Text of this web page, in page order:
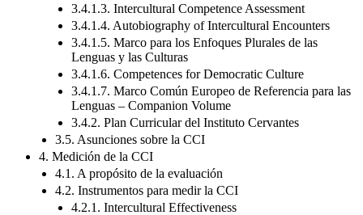
3.4.1.3. Intercultural Competence Assessment
3.4.1.4. Autobiography of Intercultural Encounters
3.4.1.5. Marco para los Enfoques Plurales de las
Lenguas y las Culturas
3.4.1.6. Competences for Democratic Culture
3.4.1.7. Marco Común Europeo de Referencia para las
Lenguas – Companion Volume
3.4.2. Plan Curricular del Instituto Cervantes
3.5. Asunciones sobre la CCI
4. Medición de la CCI
4.1. A propósito de la evaluación
4.2. Instrumentos para medir la CCI
4.2.1. Intercultural Effectiveness